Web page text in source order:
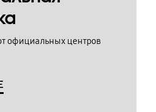
официальных центров